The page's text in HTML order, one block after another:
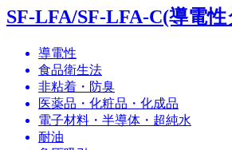
SF-LFA/SF-LFA-C(導電
導電性
食品衛生法
非粘着・防臭
医薬品・化粧品・化成品
電子材料・半導体・超純水
耐油